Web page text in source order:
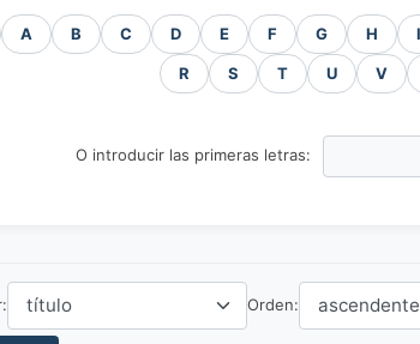
A B C D E F G H I
R S T U V
O introducir las primeras letras:
Orden: